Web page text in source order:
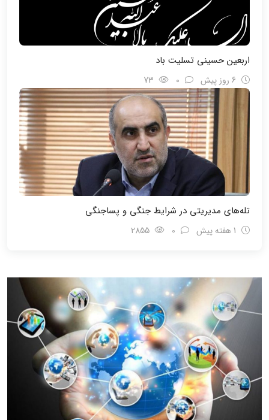
اربعین حسینی تسلیت باد
تله‌های مدیریتی در شرایط جنگی و پسا‌جنگی